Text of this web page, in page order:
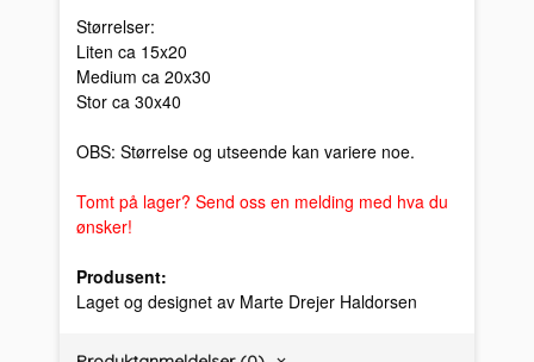
Størrelser:
Liten ca 15x20
Medium ca 20x30
Stor ca 30x40
OBS: Størrelse og utseende kan variere noe.
Tomt på lager? Send oss en melding med hva du
ønsker!
Produsent:
Laget og designet av Marte Drejer Haldorsen